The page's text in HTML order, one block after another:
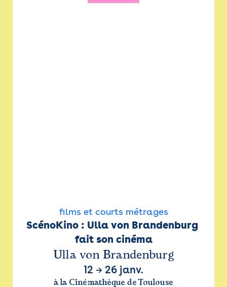
films et courts métrages
ScénoKino : Ulla von Brandenburg
fait son cinéma
Ulla von Brandenburg
12 → 26 janv.
à la Cinémathèque de Toulouse